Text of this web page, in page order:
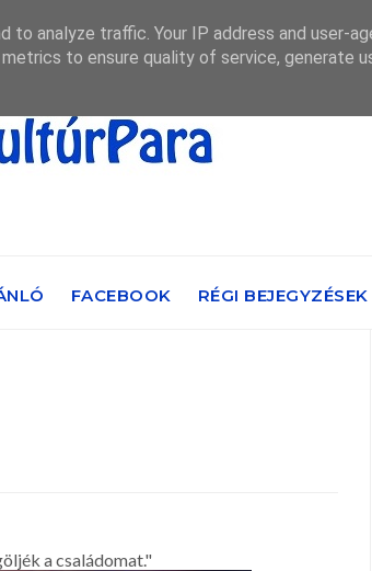
FACEBOOK RÉGI BEJEGYZÉSEK
a családomat."
analyze traffic. Your IP address and user-
to ensure quality of service, generate